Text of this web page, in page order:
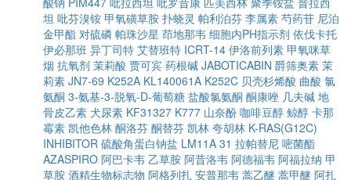
坦 吡芬溴铵 甲氧磺草胺 扑蛲灵 帕利泊芬 李属素 芍药苷 尼泊
金甲酯 对硫磷 帕珠沙星 茚地那韦 细胞内PH指示剂 依伐卡托
伊必那班 异丁司特 艾替班特 ICRT-14 伊洛前列素 甲氧咪草
烟 抗氧剂 茉莉酸 贾可宾 药根碱 JABOTICABIN 爵筛奥素 茉
莉素 JN7-69 K252A KL140061A K252C 贝壳杉烯酸 曲酸 氯
氨酮 3-氨基-3-脱氧-D-葡萄糖 盐酸氯氨酮 酮康唑 几夫碱 地
骨皮乙素 犬尿素 KF31327 K777 山奈酚 咖啡豆醇 鲸醇 卡那
霉素 凯他色林 酮洛芬 酮替芬 凯林 夸胡林 K-RAS(G12C)
INHIBITOR 硫酸角蛋白钠盐 LM11A 31 拉帕替尼 嘧菌酯
AZASPIRO 阿巴卡韦 乙草胺 阿昔洛韦 阿德福韦 阿福拉纳 甲
草胺 酒精生物标志物 阿格列扎 安普那韦 蒿乙醚 蒿甲醚 阿扎